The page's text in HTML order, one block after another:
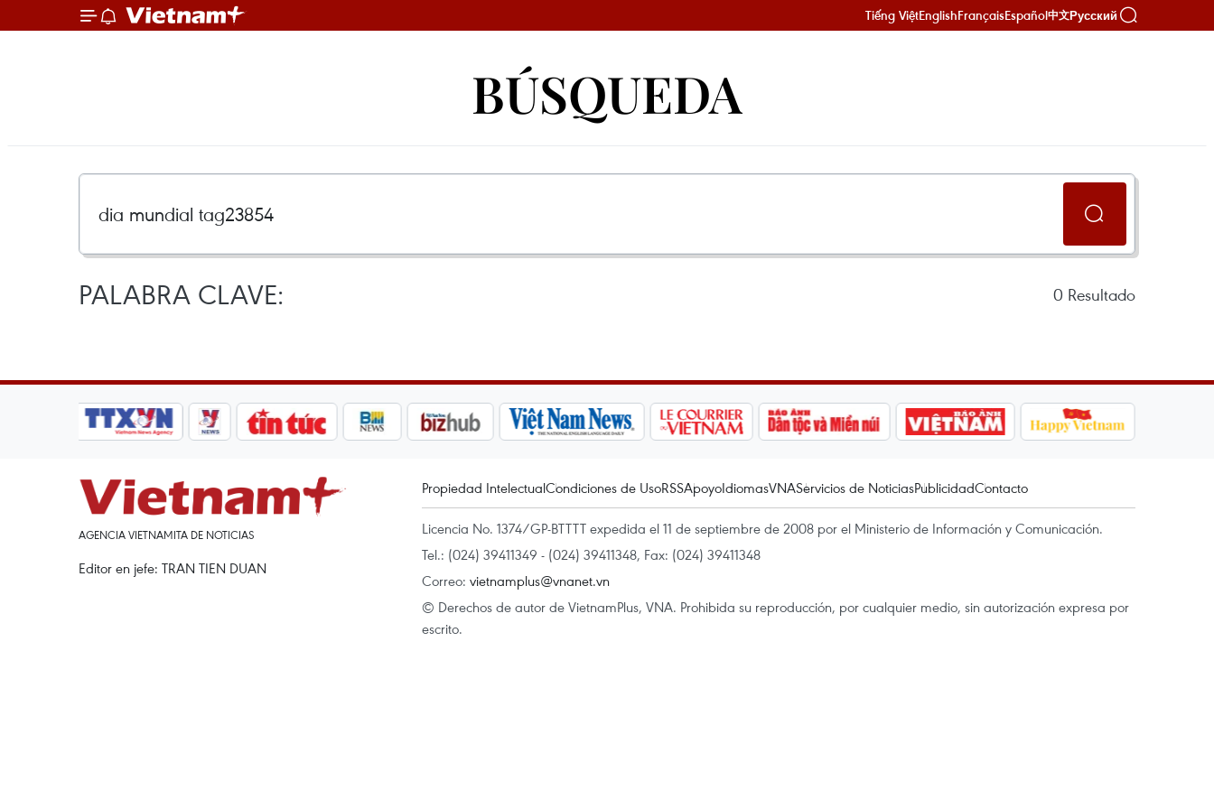
Tiếng ViệtEnglishFrançaisEspañol中文Русский
BÚSQUEDA
PALABRA CLAVE: 0 Resultado
AGENCIA VIETNAMITA DE NOTICIAS
Editor en jefe: TRAN TIEN DUAN
Propiedad IntelectualCondiciones de UsoRSSApoyoIdiomasVNAServicios de NoticiasPublicidadContacto
Licencia No. 1374/GP-BTTTT expedida el 11 de septiembre de 2008 por el Ministerio de Información y Comunicación.
Tel.: (024) 39411349 - (024) 39411348, Fax: (024) 39411348
Correo: vietnamplus@vnanet.vn
© Derechos de autor de VietnamPlus, VNA. Prohibida su reproducción, por cualquier medio, sin autorización expresa por
escrito.